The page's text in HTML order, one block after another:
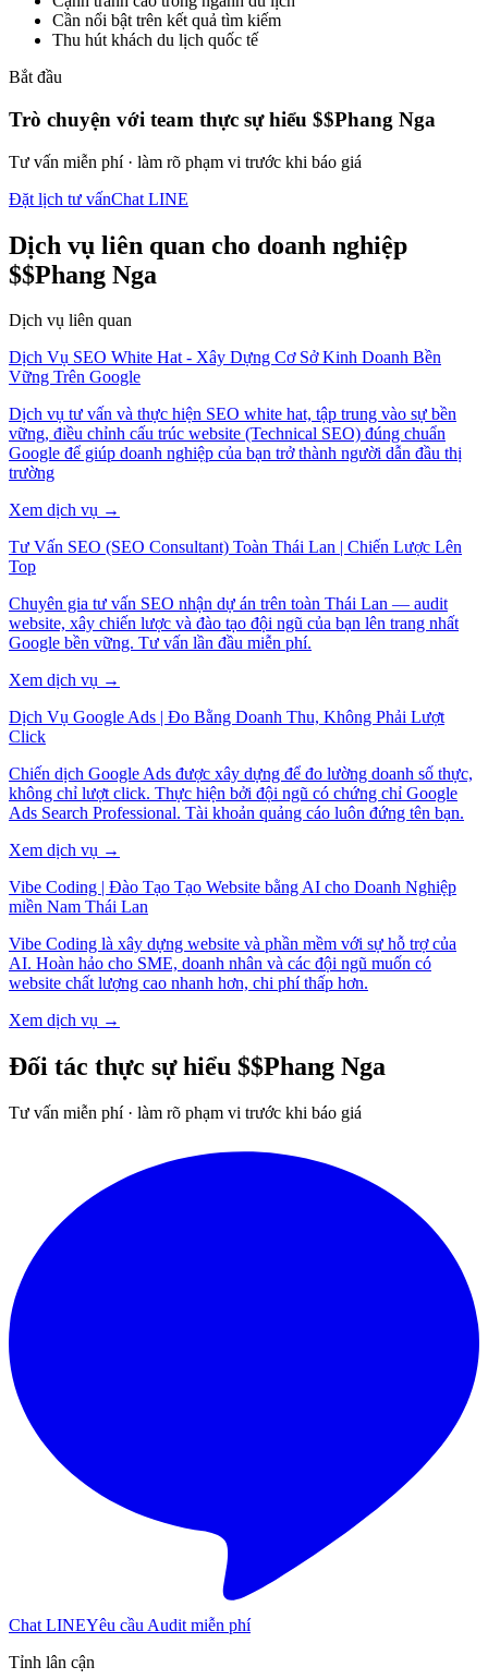
Cần nổi bật trên kết quả tìm kiếm
Thu hút khách du lịch quốc tế
Bắt đầu
Trò chuyện với team thực sự hiểu $$Phang Nga
Tư vấn miễn phí · làm rõ phạm vi trước khi báo giá
Đặt lịch tư vấnChat LINE
Dịch vụ liên quan cho doanh nghiệp
$$Phang Nga
Dịch vụ liên quan
Dịch Vụ SEO White Hat - Xây Dựng Cơ Sở Kinh Doanh Bền
Vững Trên Google
Dịch vụ tư vấn và thực hiện SEO white hat, tập trung vào sự bền
vững, điều chỉnh cấu trúc website (Technical SEO) đúng chuẩn
Google để giúp doanh nghiệp của bạn trở thành ngườі dẫn đầu thị
trường
Xem dịch vụ →
Tư Vấn SEO (SEO Consultant) Toàn Thái Lan | Chiến Lược Lên
Top
Chuyên gia tư vấn SEO nhận dự án trên toàn Thái Lan — audit
website, xây chiến lược và đào tạo đội ngũ của bạn lên trang nhất
Google bền vững. Tư vấn lần đầu miễn phí.
Xem dịch vụ →
Dịch Vụ Google Ads | Đo Bằng Doanh Thu, Không Phải Lượt
Click
Chiến dịch Google Ads được xây dựng để đo lường doanh số thực,
không chỉ lượt click. Thực hiện bởi đội ngũ có chứng chỉ Google
Ads Search Professional. Tài khoản quảng cáo luôn đứng tên bạn.
Xem dịch vụ →
Vibe Coding | Đào Tạo Tạo Website bằng AI cho Doanh Nghiệp
miền Nam Thái Lan
Vibe Coding là xây dựng website và phần mềm với sự hỗ trợ của
AI. Hoàn hảo cho SME, doanh nhân và các đội ngũ muốn có
website chất lượng cao nhanh hơn, chi phí thấp hơn.
Xem dịch vụ →
Đối tác thực sựhiểu $$Phang Nga
Tư vấn miễn phí · làm rõ phạm vi trước khi báo giá
Chat LINEYêu cầu Audit miễn phí
Tỉnh lân cận